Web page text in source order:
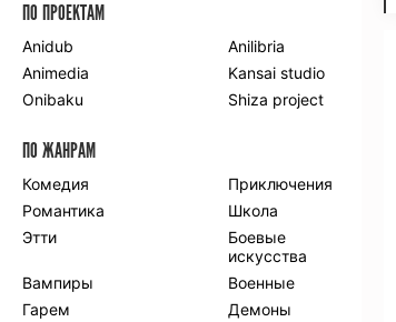
ПО ПРОЕКТАМ
Anidub
Anilibria
Animedia
Kansai studio
Onibaku
Shiza project
ПО ЖАНРАМ
Комедия
Приключения
Романтика
Школа
Этти
Боевые
искусства
Вампиры
Военные
Гарем
Демоны